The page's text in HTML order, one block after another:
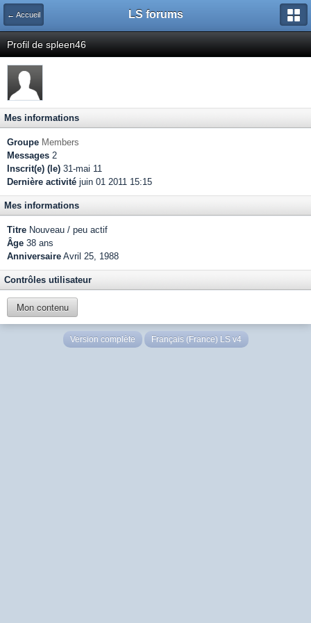
← Accueil LS forums
Profil de spleen46
Mes informations
Groupe Members
Messages 2
Inscrit(e) (le) 31-mai 11
Dernière activité juin 01 2011 15:15
Mes informations
Titre Nouveau / peu actif
Âge 38 ans
Anniversaire Avril 25, 1988
Contrôles utilisateur
Mon contenu
Version complète Français (France) LS v4